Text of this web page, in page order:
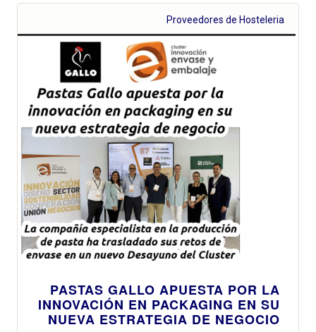
envase
Proveedores de Hosteleria
PASTAS GALLO APUESTA POR LA
INNOVACIÓN EN PACKAGING EN SU
NUEVA ESTRATEGIA DE NEGOCIO